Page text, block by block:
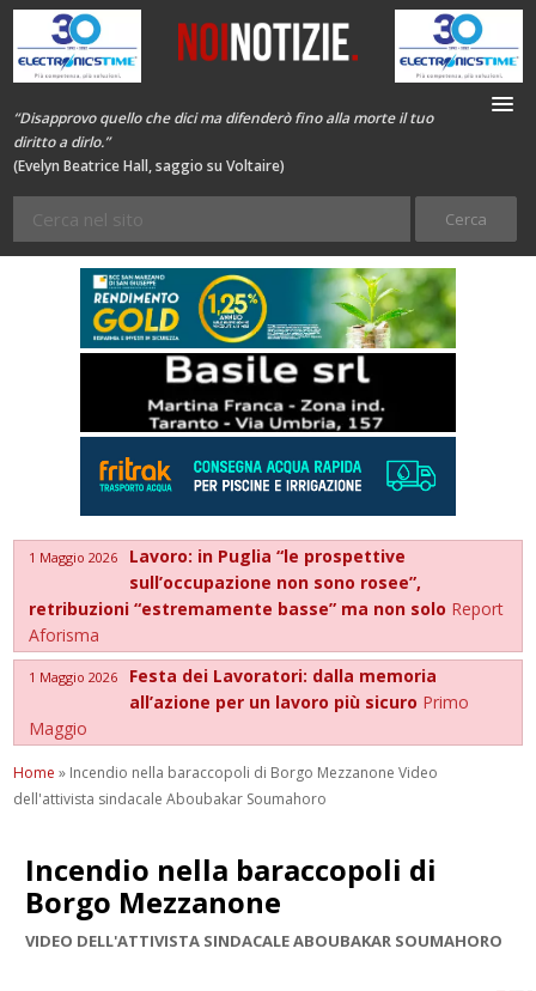
“Disapprovo quello che dici ma difenderò fino alla morte il tuo
diritto a dirlo.”
(Evelyn Beatrice Hall, saggio su Voltaire)
1 Maggio 2026
Lavoro: in Puglia “le prospettive
sull’occupazione non sono rosee”,
retribuzioni “estremamente basse” ma non solo Report
Aforisma
1 Maggio 2026
Festa dei Lavoratori: dalla memoria
all’azione per un lavoro più sicuro Primo
Maggio
Home » Incendio nella baraccopoli di Borgo Mezzanone Video
dell'attivista sindacale Aboubakar Soumahoro
Incendio nella baraccopoli di
Borgo Mezzanone
VIDEO DELL'ATTIVISTA SINDACALE ABOUBAKAR SOUMAHORO